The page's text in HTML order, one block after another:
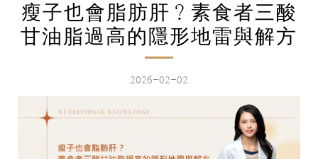
瘦子也會脂肪肝？素食者三酸
甘油脂過高的隱形地雷與解方
2026-02-02